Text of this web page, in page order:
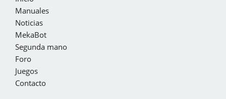
Manuales
Noticias
MekaBot
Segunda mano
Foro
Juegos
Contacto